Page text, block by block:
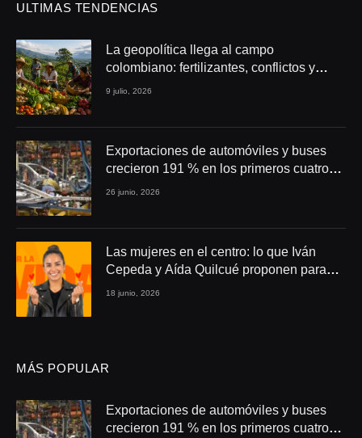
ULTIMAS TENDENCIAS
La geopolítica llega al campo
colombiano: fertilizantes, conflictos y
seguridad alimentaria
9 julio, 2026
Exportaciones de automóviles y buses
crecieron 191 % en los primeros cuatro
meses de 2026
26 junio, 2026
Las mujeres en el centro: lo que Iván
Cepeda y Aída Quilcué proponen para
Colombia
18 junio, 2026
MÁS POPULAR
Exportaciones de automóviles y buses
crecieron 191 % en los primeros cuatro